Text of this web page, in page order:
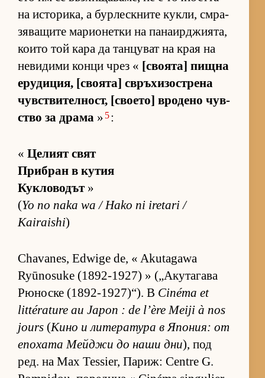
на ис­то­ри­ка, а бур­лес­к­ните кук­ли, смра­
зя­ва­щите ма­ри­о­нетки на па­на­ир­джи­я­та,
ко­ито той кара да тан­цу­ват на края на
не­ви­дими конци чрез « [сво­я­та] пищна
еру­ди­ция, [сво­я­та] свръ­хи­зос­т­рена
чув­с­т­ви­тел­ност, [сво­е­то] вро­дено чув­
с­тво за драма » 5:
« Це­лият свят
Приб­ран в ку­тия
Кукловодът »
(Yo no naka wa / Hako ni iretari /
Kairaishi)
Chavanes, Edwige de, « Akutagawa
Ryūnosuke (1892-1927) » („А­ку­та­гава
Рю­носке (1892-1927)“). В Cinéma et
littérature au Japon : de l’ère Meiji à nos
jours (Кино и ли­те­ра­тура в Япо­ния: от
епо­хата Мей­джи до наши дни), под
ред. на Max Tessier, Па­риж: Centre G.